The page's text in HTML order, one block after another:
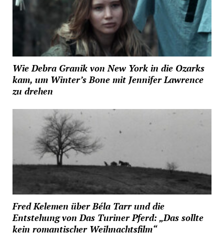
Wie Debra Granik von New York in die Ozarks
kam, um Winter’s Bone mit Jennifer Lawrence
zu drehen
Fred Kelemen über Béla Tarr und die
Entstehung von Das Turiner Pferd: „Das sollte
kein romantischer Weihnachtsfilm“